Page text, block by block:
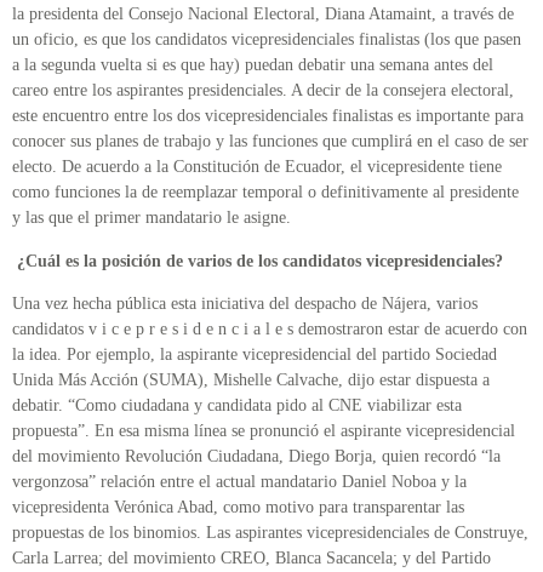
la presidenta del Consejo Nacional Electoral, Diana Atamaint, a través de
un oficio, es que los candidatos vicepresidenciales finalistas (los que pasen
a la segunda vuelta si es que hay) puedan debatir una semana antes del
careo entre los aspirantes presidenciales. A decir de la consejera electoral,
este encuentro entre los dos vicepresidenciales finalistas es importante para
conocer sus planes de trabajo y las funciones que cumplirá en el caso de ser
electo. De acuerdo a la Constitución de Ecuador, el vicepresidente tiene
como funciones la de reemplazar temporal o definitivamente al presidente
y las que el primer mandatario le asigne.
¿Cuál es la posición de varios de los candidatos vicepresidenciales?
Una vez hecha pública esta iniciativa del despacho de Nájera, varios
candidatos v i c e p r e s i d e n c i a l e s demostraron estar de acuerdo con
la idea. Por ejemplo, la aspirante vicepresidencial del partido Sociedad
Unida Más Acción (SUMA), Mishelle Calvache, dijo estar dispuesta a
debatir. “Como ciudadana y candidata pido al CNE viabilizar esta
propuesta”. En esa misma línea se pronunció el aspirante vicepresidencial
del movimiento Revolución Ciudadana, Diego Borja, quien recordó “la
vergonzosa” relación entre el actual mandatario Daniel Noboa y la
vicepresidenta Verónica Abad, como motivo para transparentar las
propuestas de los binomios. Las aspirantes vicepresidenciales de Construye,
Carla Larrea; del movimiento CREO, Blanca Sacancela; y del Partido